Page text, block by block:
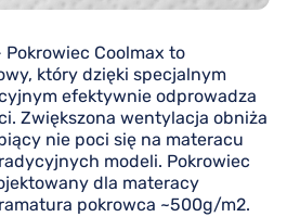
Pokrowiec Coolmax to
który dzięki specjalnym
efektywnie odprowadza
Zwiększona wentylacja obniża
nie poci się na materacu
modeli. Pokrowiec
dla materacy
pokrowca ~500g/m2.